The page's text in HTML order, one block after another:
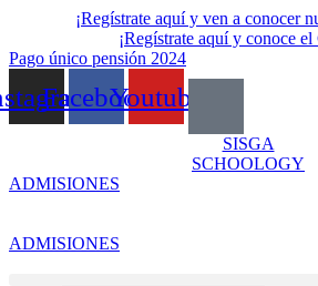
content
¡Regístrate aquí y ven a conocer
¡Regístrate aquí y conoce
Pago único pensión 2024
FacebookYoutube
SISGA
SCHOOLOGY
ADMISIONES
ADMISIONES